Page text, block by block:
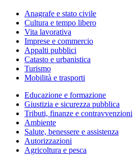
Anagrafe e stato civile
Cultura e tempo libero
Vita lavorativa
Imprese e commercio
Appalti pubblici
Catasto e urbanistica
Turismo
Mobilità e trasporti
Educazione e formazione
Giustizia e sicurezza pubblica
Tributi, finanze e contravvenzioni
Ambiente
Salute, benessere e assistenza
Autorizzazioni
Agricoltura e pesca